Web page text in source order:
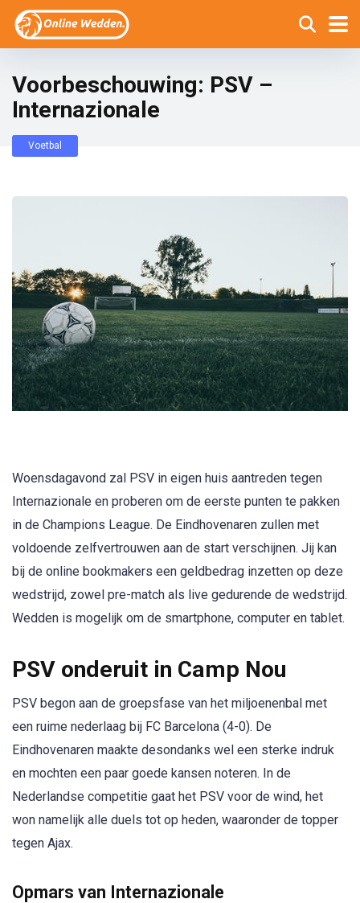
Voorbeschouwing: PSV –
Internazionale
Voetbal
Woensdagavond zal PSV in eigen huis aantreden tegen
Internazionale en proberen om de eerste punten te pakken
in de Champions League. De Eindhovenaren zullen met
voldoende zelfvertrouwen aan de start verschijnen. Jij kan
bij de online bookmakers een geldbedrag inzetten op deze
wedstrijd, zowel pre-match als live gedurende de wedstrijd.
Wedden is mogelijk om de smartphone, computer en tablet.
PSV onderuit in Camp Nou
PSV begon aan de groepsfase van het miljoenenbal met
een ruime nederlaag bij FC Barcelona (4-0). De
Eindhovenaren maakte desondanks wel een sterke indruk
en mochten een paar goede kansen noteren. In de
Nederlandse competitie gaat het PSV voor de wind, het
won namelijk alle duels tot op heden, waaronder de topper
tegen Ajax.
Opmars van Internazionale